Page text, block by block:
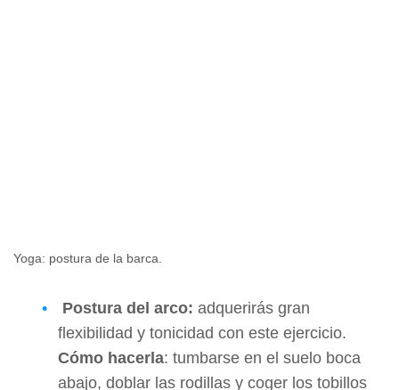
Yoga: postura de la barca.
Postura del arco: adquerirás gran
flexibilidad y tonicidad con este ejercicio.
Cómo hacerla: tumbarse en el suelo boca
abajo, doblar las rodillas y coger los tobillos